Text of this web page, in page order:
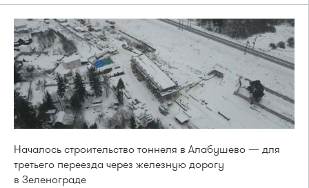
Началось строительство тоннеля в Алабушево — для
третьего переезда через железную дорогу
в Зеленограде